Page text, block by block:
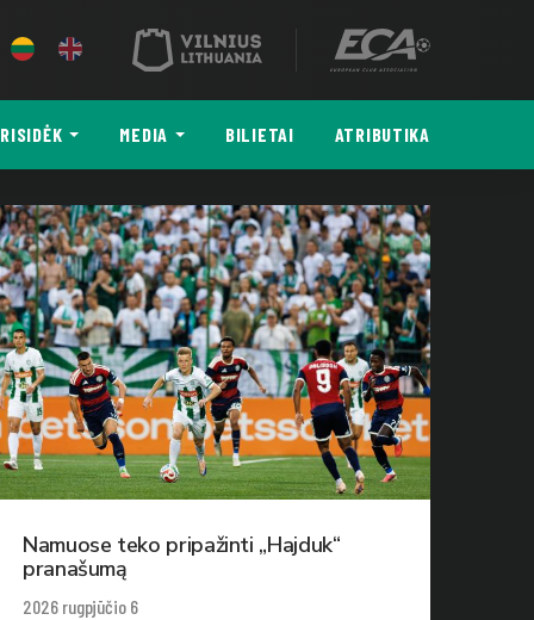
MEDIA BILIETAI ATRIBUTIKA
Namuose teko pripažinti „Hajduk“
pranašumą
2026 rugpjūčio 6